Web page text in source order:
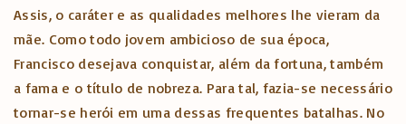
Assis, o caráter e as qualidades melhores lhe vieram da
mãe. Como todo jovem ambicioso de sua época,
Francisco desejava conquistar, além da fortuna, também
a fama e o título de nobreza. Para tal, fazia-se necessário
tornar-se herói em uma dessas frequentes batalhas. No